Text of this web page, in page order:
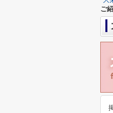
ご